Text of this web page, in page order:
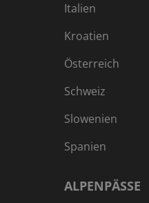
Italien
Kroatien
Österreich
Schweiz
Slowenien
Spanien
ALPENPÄSSE